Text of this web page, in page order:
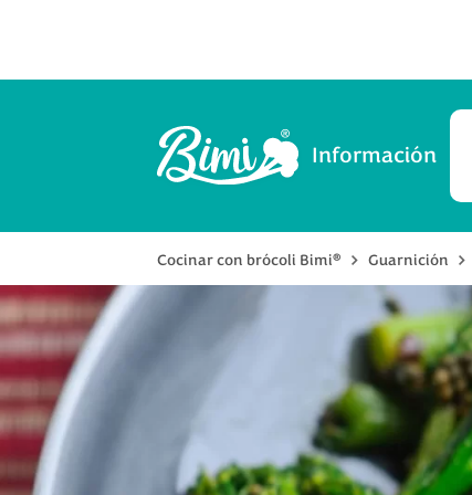
Información
Cocinar con brócoli Bimi® Guarnición